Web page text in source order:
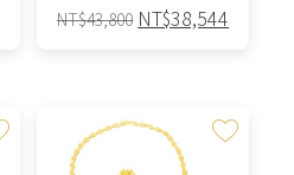
NT$43,800 原
NT$43,800。
NT$38,544